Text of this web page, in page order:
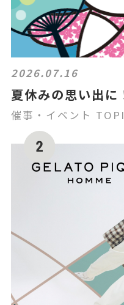
2026.07.16
夏休みの思い出に
催事・イベント